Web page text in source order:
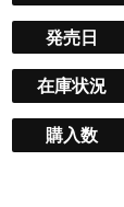
発売日
在庫状況
購入数